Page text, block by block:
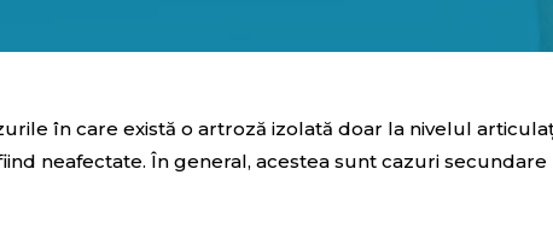
în care există o artroză izolată doar la nivelul
neafectate. În general, acestea sunt cazuri secundare